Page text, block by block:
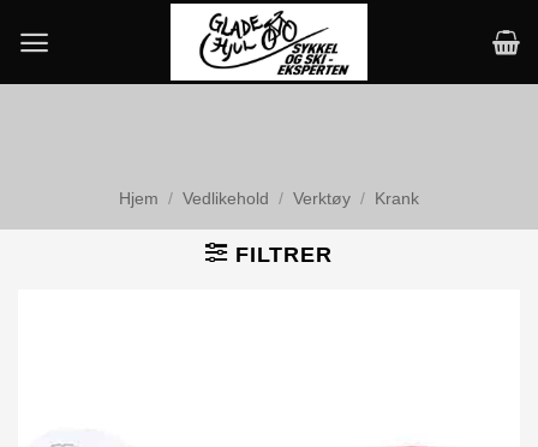
content
Hjem / Vedlikehold / Verktøy / Krank
FILTRER